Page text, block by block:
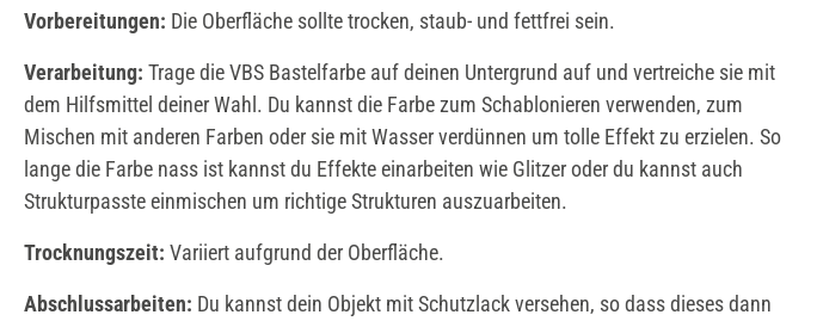
Vorbereitungen: Die Oberfläche sollte trocken, staub- und fettfrei sein.
Verarbeitung: Trage die VBS Bastelfarbe auf deinen Untergrund auf und vertreiche sie mit
dem Hilfsmittel deiner Wahl. Du kannst die Farbe zum Schablonieren verwenden, zum
Mischen mit anderen Farben oder sie mit Wasser verdünnen um tolle Effekt zu erzielen. So
lange die Farbe nass ist kannst du Effekte einarbeiten wie Glitzer oder du kannst auch
Strukturpasste einmischen um richtige Strukturen auszuarbeiten.
Trocknungszeit: Variiert aufgrund der Oberfläche.
Abschlussarbeiten: Du kannst dein Objekt mit Schutzlack versehen, so dass dieses dann